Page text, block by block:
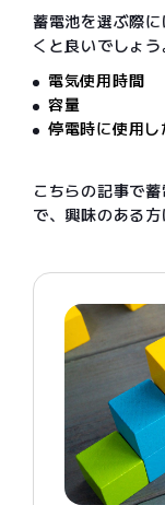
蓄電池を選ぶ際
くと良いでしょう
電気使用時間
容量
停電時に使用
こちらの記事で
で、興味のある方